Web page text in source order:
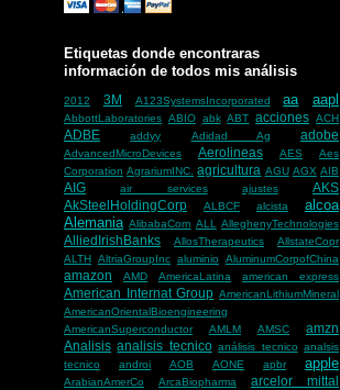
Etiquetas donde encontraras
información de todos mis análisis
2012 3M A123SystemsIncorporated aa aapl
AbbottLaboratories ABIO abk ABT acciones ACH
ADBE addyy Adidad Ag adobe
AdvancedMicroDevices Aerolineas AES
Aes
Corporation AgrariumINC. agricultura AGU AGX AIB
AIG air services ajustes
AKS
AkSteelHoldingCorp
ALBCF alcista
alcoa
Alemania AlibabaCom ALL AlleghenyTechnologies
AlliedIrishBanks AllosTherapeutics
AllstateCopr
ALTH
AltriaGroupInc aluminio AluminumCorpofChina
amazon AMD AmericaLatina american express
American Internat Group AmericanLithiumMineral
AmericanOrientalBioengineering
AmericanSuperconductor
AMLM AMSC
amzn
Analisis analisis tecnico análisis tecnico analsis
tecnico
androi AOB AONE apbr apple
ArabianAmerCo ArcaBiopharma arcelor mittal